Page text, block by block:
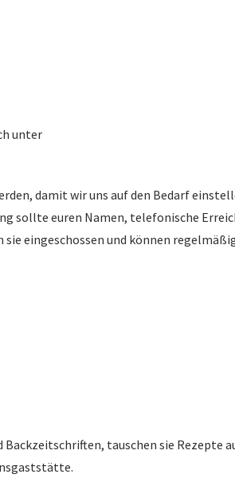
unter
damit wir uns auf den Bedarf
sollte euren Namen, telefonische
sie eingeschossen und können
tauschen sie Rezepte